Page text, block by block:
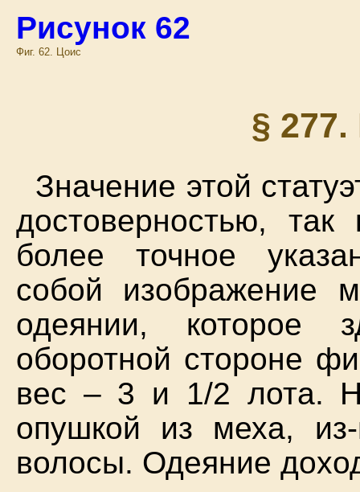
Рисунок 62
Фиг. 62. Цоис
§
Значение этой
достоверностью,
более точное
собой изображение
одеянии, которое
оборотной стороне
вес – 3 и 1/2 лота.
опушкой из меха, из-
волосы. Одеяние